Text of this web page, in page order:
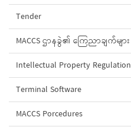
Tender
MACCS ဌာနခွဲ၏ ကြေညာချက်များ
Intellectual Property Regulation
Terminal Software
MACCS Porcedures